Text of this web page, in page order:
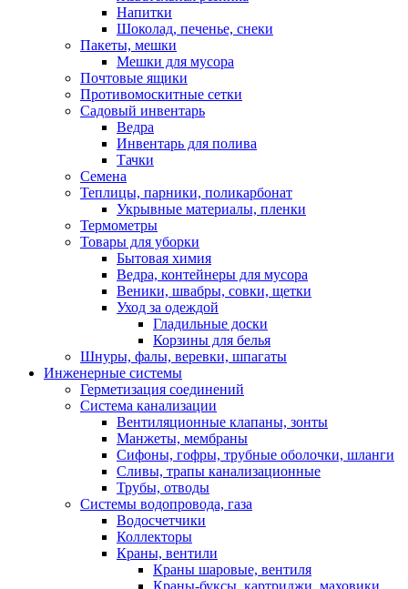
Напитки
Шоколад, печенье, снеки
Пакеты, мешки
Мешки для мусора
Почтовые ящики
Противомоскитные сетки
Садовый инвентарь
Ведра
Инвентарь для полива
Тачки
Семена
Теплицы, парники, поликарбонат
Укрывные материалы, пленки
Термометры
Товары для уборки
Бытовая химия
Ведра, контейнеры для мусора
Веники, швабры, совки, щетки
Уход за одеждой
Гладильные доски
Корзины для белья
Шнуры, фалы, веревки, шпагаты
Инженерные системы
Герметизация соединений
Система канализации
Вентиляционные клапаны, зонты
Манжеты, мембраны
Сифоны, гофры, трубные оболочки, шланги
Сливы, трапы канализационные
Трубы, отводы
Системы водопровода, газа
Водосчетчики
Коллекторы
Краны, вентили
Краны шаровые, вентиля
Краны-буксы, картриджи, маховики